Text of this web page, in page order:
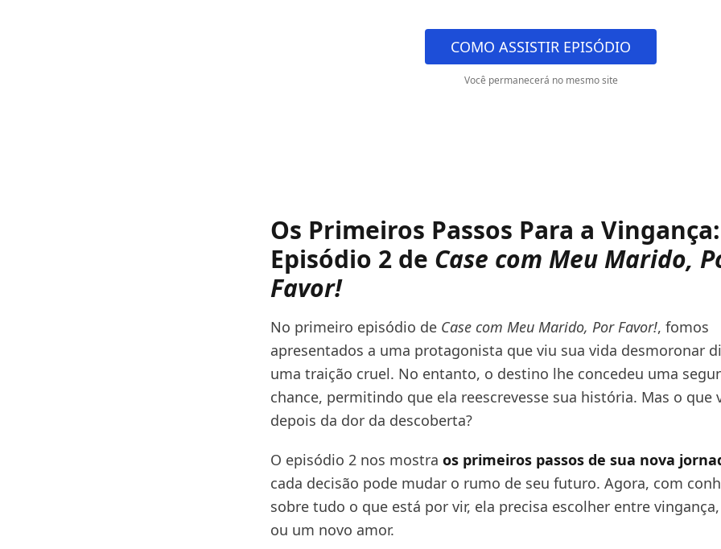
COMO ASSISTIR EPISÓDIO
Você permanecerá no mesmo site
Os Primeiros Passos Para a Vingança:
Episódio 2 de Case com Meu Marido,
Favor!
No primeiro episódio de Case com Meu Marido, Por Favor!, fomos
apresentados a uma protagonista que viu sua vida desmoronar
uma traição cruel. No entanto, o destino lhe concedeu uma
chance, permitindo que ela reescrevesse sua história. Mas o que
depois da dor da descoberta?
O episódio 2 nos mostra os primeiros passos de sua nova
cada decisão pode mudar o rumo de seu futuro. Agora, com
sobre tudo o que está por vir, ela precisa escolher entre
ou um novo amor.